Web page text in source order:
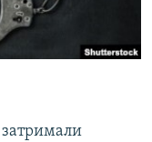
затримали